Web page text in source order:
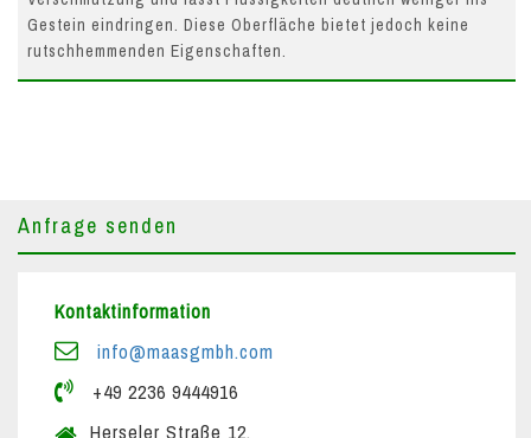
Gestein eindringen. Diese Oberfläche bietet jedoch keine
rutschhemmenden Eigenschaften.
Anfrage senden
Kontaktinformation
info@maasgmbh.com
+49 2236 9444916
Herseler Straße 12,